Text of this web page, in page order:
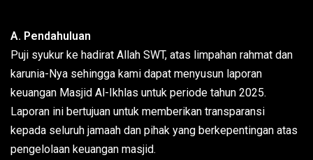
A. Pendahuluan
Puji syukur ke hadirat Allah SWT, atas limpahan rahmat dan
karunia-Nya sehingga kami dapat menyusun laporan
keuangan Masjid Al-Ikhlas untuk periode tahun 2025.
Laporan ini bertujuan untuk memberikan transparansi
kepada seluruh jamaah dan pihak yang berkepentingan atas
pengelolaan keuangan masjid.